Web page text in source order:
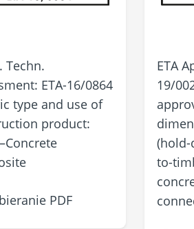
Techn.
ETA-16/0864
type and use of
product:
PDF
ETA
19/
to-